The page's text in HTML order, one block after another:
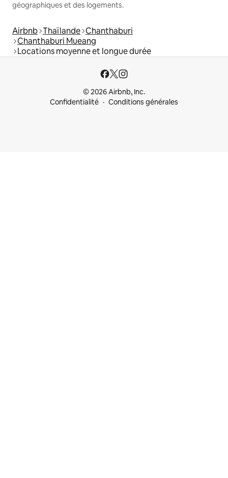
géographiques et des logements.
Airbnb Thaïlande Chanthaburi
Chanthaburi Mueang
Locations moyenne et longue durée
© 2026 Airbnb, Inc.
Confidentialité
Conditions générales